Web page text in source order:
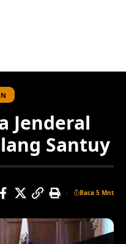
Jenderal
Santuy
Baca 5 Mnt